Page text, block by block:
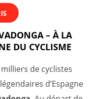
– À LA
DU CYCLISME
milliers de cyclistes
d’Espagne